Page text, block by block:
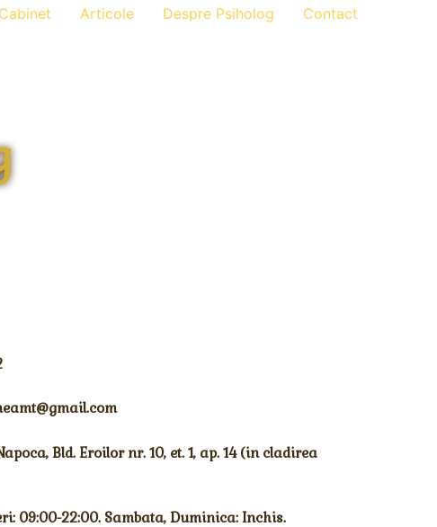
Cabinet Articole Despre Psiholog Contact
Bld. Eroilor nr. 10, et. 1, ap. 14 (in cladirea
09:00-22:00. Sambata, Duminica: Inchis.